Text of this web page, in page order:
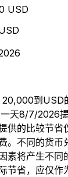
USD
20,000到USD
天8/7/2026
供的比较节省
。不同的货币
素将产生不同
节省，应仅作